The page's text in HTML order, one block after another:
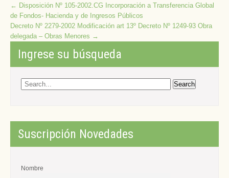
Post
navigation
← Disposición Nº 105-2002.CG Incorporación a Transferencia Global
de Fondos- Hacienda y de Ingresos Públicos
Decreto Nº 2279-2002 Modificación art 13º Decreto Nº 1249-93 Obra
delegada – Obras Menores →
Ingrese su búsqueda
Suscripción Novedades
Nombre